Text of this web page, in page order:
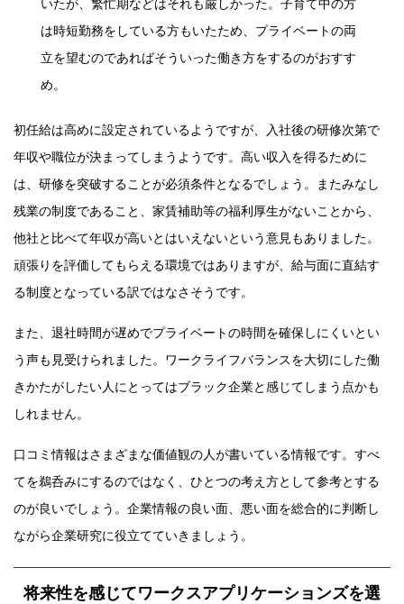
いたが、繁忙期などはそれも厳しかった。子育て中の方
は時短勤務をしている方もいたため、プライベートの両
立を望むのであればそういった働き方をするのがおすす
め。
初任給は高めに設定されているようですが、入社後の研修次第で
年収や職位が決まってしまうようです。高い収入を得るために
は、研修を突破することが必須条件となるでしょう。またみなし
残業の制度であること、家賃補助等の福利厚生がないことから、
他社と比べて年収が高いとはいえないという意見もありました。
頑張りを評価してもらえる環境ではありますが、給与面に直結す
る制度となっている訳ではなさそうです。
また、退社時間が遅めでプライベートの時間を確保しにくいとい
う声も見受けられました。ワークライフバランスを大切にした働
きかたがしたい人にとってはブラック企業と感じてしまう点かも
しれません。
口コミ情報はさまざまな価値観の人が書いている情報です。すべ
てを鵜呑みにするのではなく、ひとつの考え方として参考とする
のが良いでしょう。企業情報の良い面、悪い面を総合的に判断し
ながら企業研究に役立てていきましょう。
将来性を感じてワークスアプリケーションズを選